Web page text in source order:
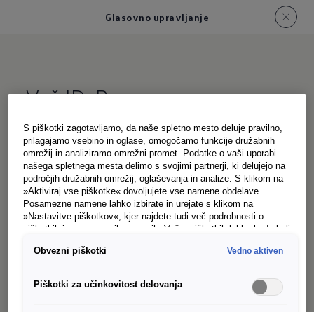
Glasovno upravljanje
Vaš ID. Buzzvas razume
Vse uboga na vaš ukaz: glasovno upravljanje1
omogoča, da radio, opcijski navigacijski sistem,
klimatsko napravo in druge funkcije vozila
preprosto krmilite s svojim glasom. Glasovno
upravljanje
prikličete s "Hello ID." in enostavno
na glas izgovorite, kaj želite – preostalo pa bo
pregled nad najpomembnejšim – nad cesto.
S piškotki zagotavljamo, da naše spletno mesto deluje pravilno,
prilagajamo vsebino in oglase, omogočamo funkcije družabnih
omrežij in analiziramo omrežni promet. Podatke o vaši uporabi
našega spletnega mesta delimo s svojimi partnerji, ki delujejo na
področjih družabnih omrežij, oglaševanja in analize. S klikom na
»Aktiviraj vse piškotke« dovoljujete vse namene obdelave.
Posamezne namene lahko izbirate in urejate s klikom na
»Nastavitve piškotkov«, kjer najdete tudi več podrobnosti o
piškotkih in posameznih namenih. Več o piškotkih lahko kadarkoli
privolitve.
Obvezni piškotki Vedno aktiven
Piškotki za učinkovitost delovanja